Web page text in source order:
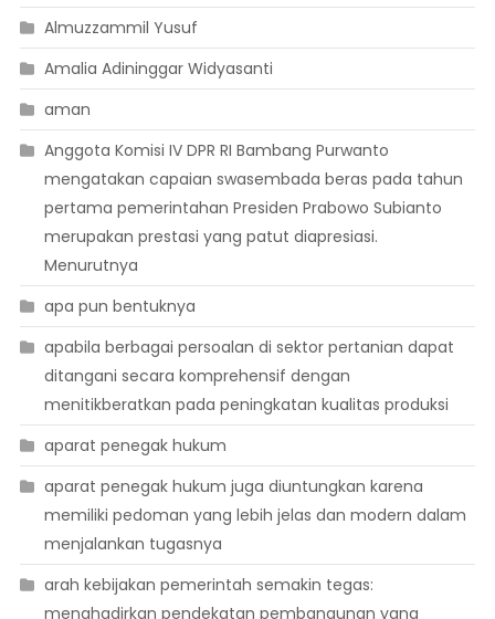
Almuzzammil Yusuf
Amalia Adininggar Widyasanti
aman
Anggota Komisi IV DPR RI Bambang Purwanto
mengatakan capaian swasembada beras pada tahun
pertama pemerintahan Presiden Prabowo Subianto
merupakan prestasi yang patut diapresiasi.
Menurutnya
apa pun bentuknya
apabila berbagai persoalan di sektor pertanian dapat
ditangani secara komprehensif dengan
menitikberatkan pada peningkatan kualitas produksi
aparat penegak hukum
aparat penegak hukum juga diuntungkan karena
memiliki pedoman yang lebih jelas dan modern dalam
menjalankan tugasnya
arah kebijakan pemerintah semakin tegas:
menghadirkan pendekatan pembangunan yang